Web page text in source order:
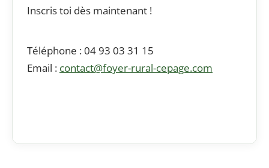
Inscris toi dès maintenant !
Téléphone : 04 93 03 31 15
Email : contact@foyer-rural-cepage.com